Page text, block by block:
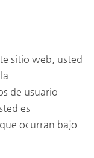
sitio web, usted
de usuario
es
ocurran bajo